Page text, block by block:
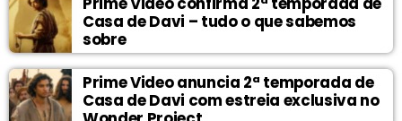
Casa de Davi – tudo o que sabemos
sobre
Prime Video anuncia 2ª temporada de
Casa de Davi com estreia exclusiva no